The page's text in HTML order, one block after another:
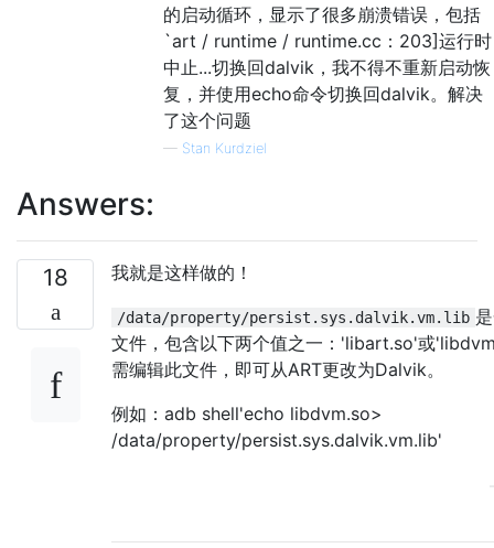
的启动循环，显示了很多崩溃错误，包括
`art / runtime / runtime.cc：203]运行时
中止...切换回dalvik，我不得不重新启动恢
复，并使用echo命令切换回dalvik。解决
了这个问题
— Stan Kurdziel
Answers:
18 我就是这样做的！
/data/property/persist.sys.dalvik.vm.lib
文件，包含以下两个值之一：'libart.so'或
需编辑此文件，即可从ART更改为Dalvik。
例如：adb shell'echo libdvm.so>
/data/property/persist.sys.dalvik.vm.lib'